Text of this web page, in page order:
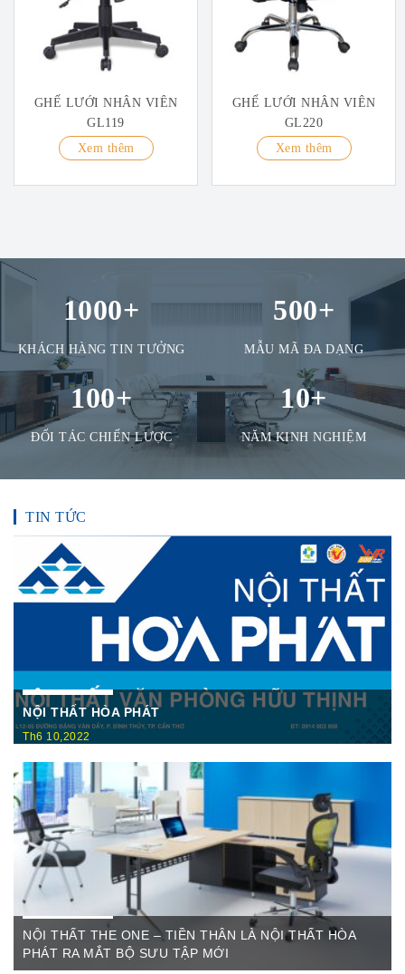
GHẾ LƯỚI NHÂN VIÊN
GL119
Xem thêm
GHẾ LƯỚI NHÂN VIÊN
GL220
Xem thêm
1000+
KHÁCH HÀNG TIN TƯỞNG
500+
MẪU MÃ ĐA DẠNG
100+
ĐỐI TÁC CHIẾN LƯỢC
10+
NĂM KINH NGHIỆM
TIN TỨC
NỘI THẤT HÒA PHÁT
Th6 10,2022
Nội Thất Hòa Phátt Cần Thơ Là nơi trưng bày và cung cấp
các sản phẩm như: Bàn văn phòng, ghế xoay văn phòng, tủ hồ
sơ, két sắt,…Của cty CP Nội Thất Hòa Phát( Nội thất The
One) có địa ...
NỘI THẤT THE ONE – TIỀN THÂN LÀ NỘI THẤT HÒA
PHÁT RA MẮT BỘ SƯU TẬP MỚI